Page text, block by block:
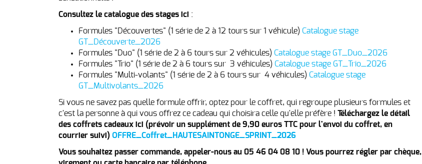
Consultez le catalogue des stages ici :
Formules "Découvertes" (1 série de 2 à 12 tours sur 1 véhicule) Catalogue stage
GT_Découverte_2026
Formules "Duo" (1 série de 2 à 6 tours sur 2 véhicules) Catalogue stage GT_Duo_2026
Formules "Trio" (1 série de 2 à 6 tours sur 3 véhicules) Catalogue stage GT_Trio_2026
Formules "Multi-volants" (1 série de 2 à 6 tours sur 4 véhicules) Catalogue stage
GT_Multivolants_2026
Si vous ne savez pas quelle formule offrir, optez pour le coffret, qui regroupe plusieurs formules et
c'est la personne à qui vous offrez ce cadeau qui choisira celle qu'elle préfère ! Téléchargez le détail
des coffrets cadeaux ici (prévoir un supplément de 9,90 euros TTC pour l'envoi du coffret, en
courrier suivi) OFFRE_Coffret_HAUTESAINTONGE_SPRINT_2026
Vous souhaitez passer commande, appeler-nous au 05 46 04 08 10 ! Vous pourrez régler par chèque,